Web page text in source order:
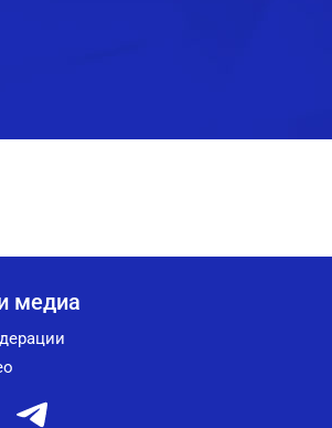
медиа